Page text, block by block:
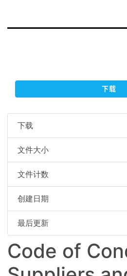
下载
下载
文件大小
文件计数
创建日期
最后更新
Code of